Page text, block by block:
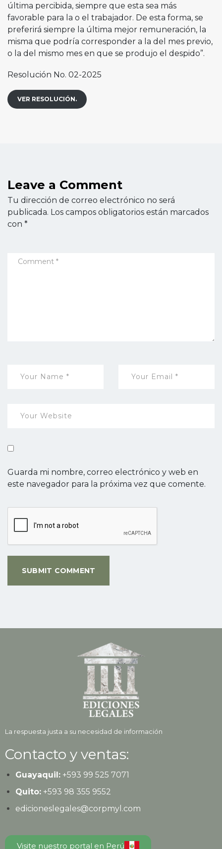
última percibida, siempre que esta sea más
favorable para la o el trabajador. De esta forma, se
preferirá siempre la última mejor remuneración, la
misma que podría corresponder a la del mes previo,
o la del mismo mes en que se produjo el despido”.
Resolución No. 02-2025
VER RESOLUCIÓN.
Leave a Comment
Tu dirección de correo electrónico no será
publicada. Los campos obligatorios están marcados
con *
Guarda mi nombre, correo electrónico y web en
este navegador para la próxima vez que comente.
La respuesta justa a su necesidad de información
Contacto y ventas:
Guayaquil:+593 99 525 7071
Quito:+593 98 355 9552
edicioneslegales@corpmyl.com
Visite nuestro portal en Perú